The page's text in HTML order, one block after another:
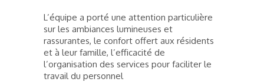
L’équipe a porté une attention particulière
sur les ambiances lumineuses et
rassurantes, le confort offert aux résidents
et à leur famille, l’efficacité de
l’organisation des services pour faciliter le
travail du personnel